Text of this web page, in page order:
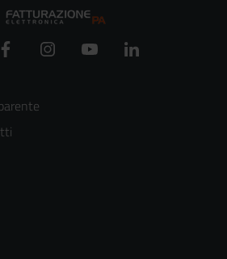
Facebook Instagram YouTube